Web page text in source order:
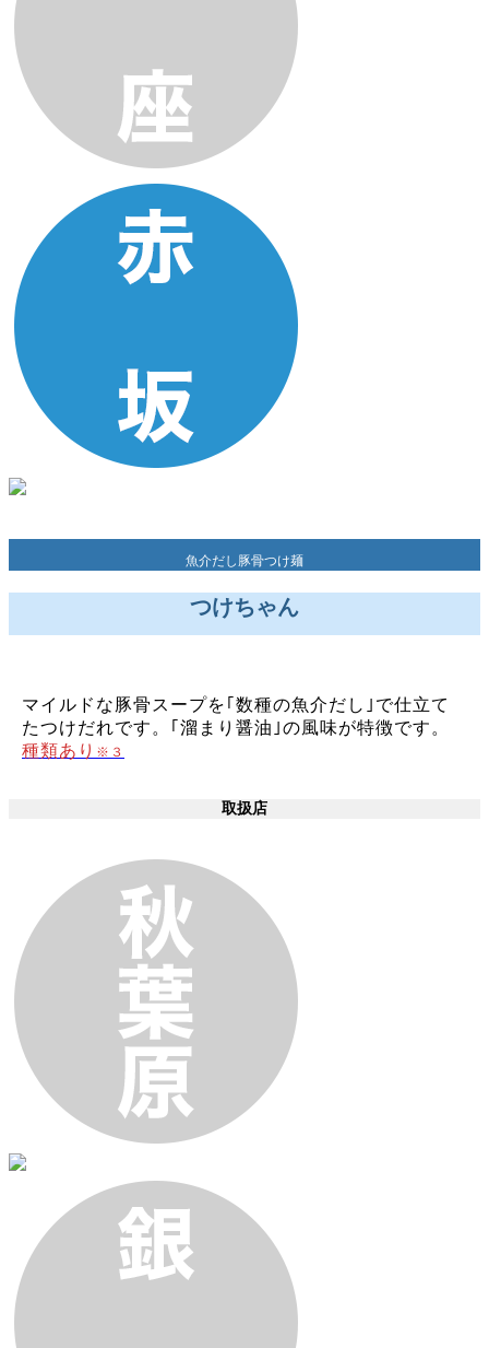
魚介だし豚骨つけ麺
つけちゃん
マイルドな豚骨スープを｢数種の魚介だし｣で仕立て
たつけだれです。｢溜まり醤油｣の風味が特徴です。
種類あり ※３
取扱店